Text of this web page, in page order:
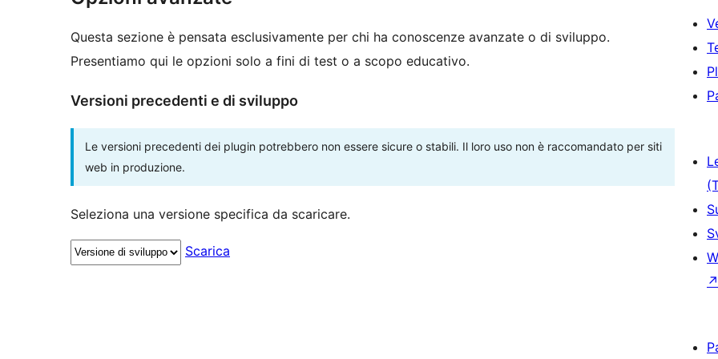
Questa sezione è pensata esclusivamente per chi ha conoscenze avanzate o di sviluppo.
Presentiamo qui le opzioni solo a fini di test o a scopo educativo.
Versioni precedenti e di sviluppo
Le versioni precedenti dei plugin potrebbero non essere sicure o stabili. Il loro uso non è raccomandato per siti
web in produzione.
Seleziona una versione specifica da scaricare.
Scarica
↗